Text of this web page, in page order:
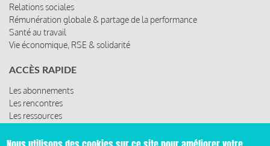
Relations sociales
Rémunération globale & partage de la performance
Santé au travail
Vie économique, RSE & solidarité
ACCÈS RAPIDE
Les abonnements
Les rencontres
Les ressources